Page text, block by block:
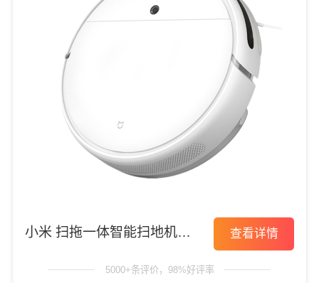
小米 扫拖一体智能扫地机器
查看详情
5000+条评价，98%好评率